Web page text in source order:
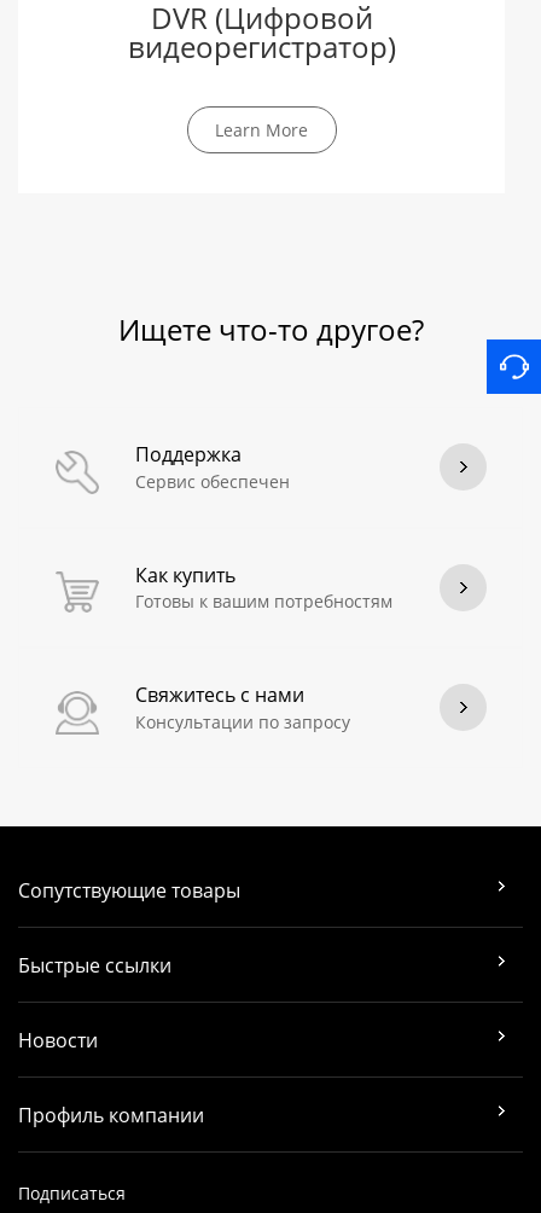
DVR (Цифровой
видеорегистратор)
Learn More
Ищете что-то другое?
Поддержка
Сервис обеспечен
Как купить
Готовы к вашим потребностям
Свяжитесь с нами
Консультации по запросу
Сопутствующие товары
Быстрые ссылки
Новости
Профиль компании
Подписаться